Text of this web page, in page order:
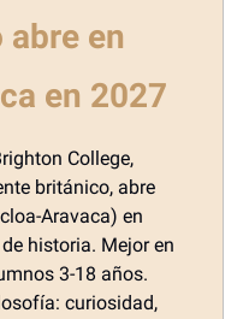
abre en
en 2027
College,
británico, abre
Aravaca) en
historia. Mejor en
3-18 años.
curiosidad,